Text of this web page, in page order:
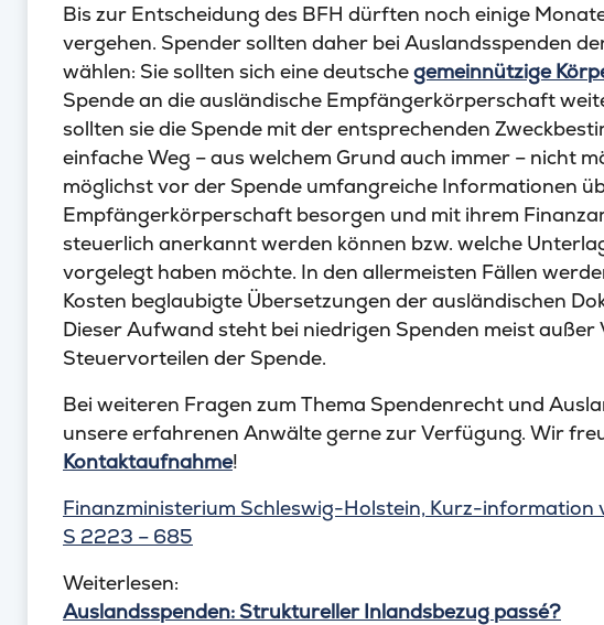
Bis zur Entscheidung des BFH dürften noch einige
vergehen. Spender sollten daher bei Auslandsspenden
wählen: Sie sollten sich eine deutschegemeinnützige
Spende an die ausländische Empfängerkörperschaft
sollten sie die Spende mit der entsprechenden
einfache Weg – aus welchem Grund auch immer – nicht
möglichst vor der Spende umfangreiche Informationen
Empfängerkörperschaft besorgen und mit ihrem
steuerlich anerkannt werden können bzw. welche
vorgelegt haben möchte. In den allermeisten Fällen
Kosten beglaubigte Übersetzungen der ausländischen
Dieser Aufwand steht bei niedrigen Spenden meist außer
Steuervorteilen der Spende.
Bei weiteren Fragen zum Thema Spendenrecht und
unsere erfahrenen Anwälte gerne zur Verfügung. Wir
Kontaktaufnahme!
Finanzministerium Schleswig-Holstein, Kurz-information
S 2223 – 685
Weiterlesen:
Auslandsspenden: Struktureller Inlandsbezug passé?